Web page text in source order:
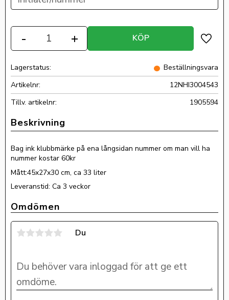
+
- KÖP
Lägg
Lagerstatus
Beställningsvara
Artikelnr
12NHI3004543
Tillv. artikelnr
1905594
Bag ink klubbmärke på ena långsidan nummer om man vill ha
nummer kostar 60kr
Mått:45x27x30 cm, ca 33 liter
Leveranstid: Ca 3 veckor
Omdömen
Du